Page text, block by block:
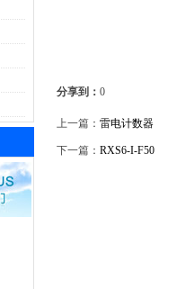
分享到： 0
上一篇： 雷电计数器
下一篇： RXS6-I-F50